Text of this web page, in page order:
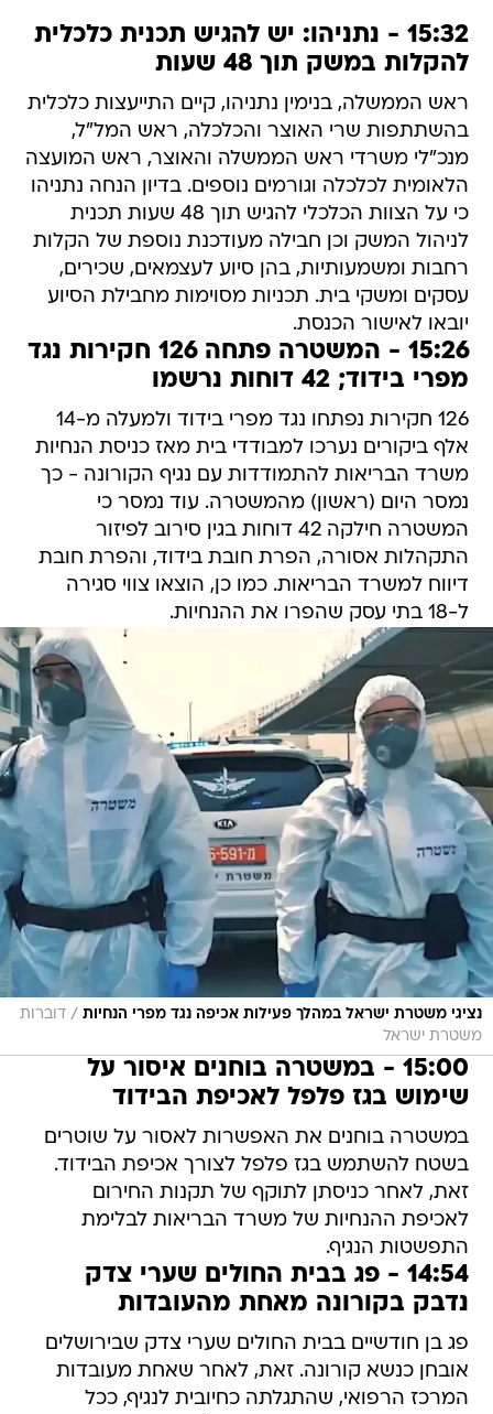
15:32 - נתניהו: יש להגיש תכנית כלכלית
להקלות במשק תוך 48 שעות
ראש הממשלה, בנימין נתניהו, קיים התייעצות כלכלית
בהשתתפות שרי האוצר והכלכלה, ראש המל"ל,
מנכ"לי משרדי ראש הממשלה והאוצר, ראש המועצה
הלאומית לכלכלה וגורמים נוספים. בדיון הנחה נתניהו
כי על הצוות הכלכלי להגיש תוך 48 שעות תכנית
לניהול המשק וכן חבילה מעודכנת נוספת של הקלות
רחבות ומשמעותיות, בהן סיוע לעצמאים, שכירים,
עסקים ומשקי בית. תכניות מסוימות מחבילת הסיוע
יובאו לאישור הכנסת.
15:26 - המשטרה פתחה 126 חקירות נגד
מפרי בידוד; 42 דוחות נרשמו
126 חקירות נפתחו נגד מפרי בידוד ולמעלה מ-14
אלף ביקורים נערכו למבודדי בית מאז כניסת הנחיות
משרד הבריאות להתמודדות עם נגיף הקורונה - כך
נמסר היום (ראשון) מהמשטרה. עוד נמסר כי
המשטרה חילקה 42 דוחות בגין סירוב לפיזור
התקהלות אסורה, הפרת חובת בידוד, והפרת חובת
דיווח למשרד הבריאות. כמו כן, הוצאו צווי סגירה
ל-18 בתי עסק שהפרו את ההנחיות.
נציגי משטרת ישראל במהלך פעילות אכיפה נגד מפרי הנחיות / דוברות
משטרת ישראל
15:00 - במשטרה בוחנים איסור על
שימוש בגז פלפל לאכיפת הבידוד
במשטרה בוחנים את האפשרות לאסור על שוטרים
בשטח להשתמש בגז פלפל לצורך אכיפת הבידוד.
זאת, לאחר כניסתן לתוקף של תקנות החירום
לאכיפת ההנחיות של משרד הבריאות לבלימת
התפשטות הנגיף.
14:54 - פג בבית החולים שערי צדק
נדבק בקורונה מאחת מהעובדות
פג בן חודשיים בבית החולים שערי צדק שבירושלים
אובחן כנשא קורונה. זאת, לאחר שאחת מעובדות
המרכז הרפואי, שהתגלתה כחיובית לנגיף, ככל